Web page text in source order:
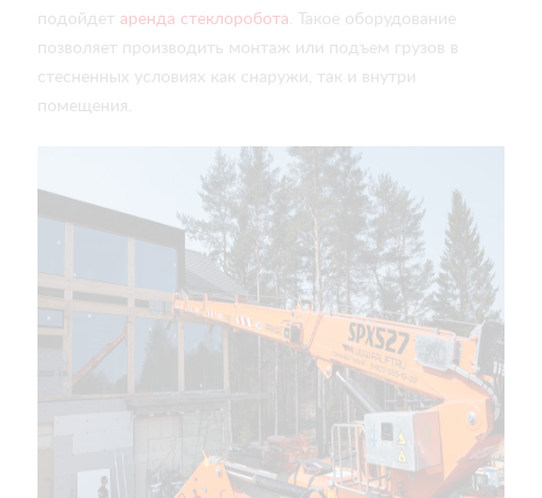
подойдет аренда стеклоробота. Такое оборудование
позволяет производить монтаж или подъем грузов в
стесненных условиях как снаружи, так и внутри
помещения.